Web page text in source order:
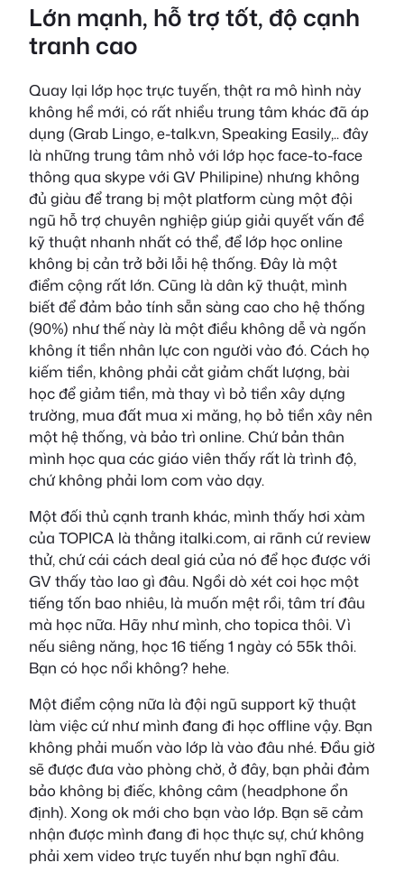
Lớn mạnh, hỗ trợ tốt, độ cạnh
tranh cao
Quay lại lớp học trực tuyến, thật ra mô hình này
không hề mới, có rất nhiều trung tâm khác đã áp
dụng (Grab Lingo, e-talk.vn, Speaking Easily,.. đây
là những trung tâm nhỏ với lớp học face-to-face
thông qua skype với GV Philipine) nhưng không
đủ giàu để trang bị một platform cùng một đội
ngũ hỗ trợ chuyên nghiệp giúp giải quyết vấn đề
kỹ thuật nhanh nhất có thể, để lớp học online
không bị cản trở bởi lỗi hệ thống. Đây là một
điểm cộng rất lớn. Cũng là dân kỹ thuật, mình
biết để đảm bảo tính sẵn sàng cao cho hệ thống
(90%) như thế này là một điều không dễ và ngốn
không ít tiền nhân lực con người vào đó. Cách họ
kiếm tiền, không phải cắt giảm chất lượng, bài
học để giảm tiền, mà thay vì bỏ tiền xây dựng
trường, mua đất mua xi măng, họ bỏ tiền xây nên
một hệ thống, và bảo trì online. Chứ bản thân
mình học qua các giáo viên thấy rất là trình độ,
chứ không phải lom com vào dạy.
Một đối thủ cạnh tranh khác, mình thấy hơi xàm
của TOPICA là thằng italki.com, ai rãnh cứ review
thử, chứ cái cách deal giá của nó để học được với
GV thấy tào lao gì đâu. Ngồi dò xét coi học một
tiếng tốn bao nhiêu, là muốn mệt rồi, tâm trí đâu
mà học nữa. Hãy như mình, cho topica thôi. Vì
nếu siêng năng, học 16 tiếng 1 ngày có 55k thôi.
Bạn có học nổi không? hehe.
Một điểm cộng nữa là đội ngũ support kỹ thuật
làm việc cứ như mình đang đi học offline vậy. Bạn
không phải muốn vào lớp là vào đâu nhé. Đầu giờ
sẽ được đưa vào phòng chờ, ở đây, bạn phải đảm
bảo không bị điếc, không câm (headphone ổn
định). Xong ok mới cho bạn vào lớp. Bạn sẽ cảm
nhận được mình đang đi học thực sự, chứ không
phải xem video trực tuyến như bạn nghĩ đâu.